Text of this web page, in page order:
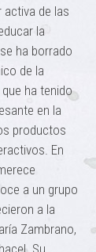
activa de las
la
ha borrado
de la
ha tenido
en la
productos
En
a un grupo
a la
Zambrano,
Su